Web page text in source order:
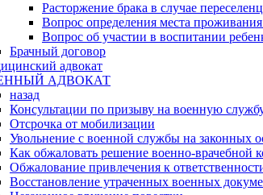
Расторжение брака в случае
Вопрос определения места проживания
Вопрос об участии в воспитании
Брачный договор
адвокат
АДВОКАТ
назад
Консультации по призыву на военную
Отсрочка от мобилизации
Увольнение с военной службы на законных
Как обжаловать решение военно-врачебной
Обжалование привлечения к
Восстановление утраченных военных